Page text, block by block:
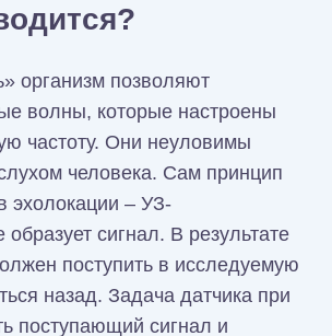
организм позволяют
волны, которые настроены
частоту. Они неуловимы
человека. Сам принцип
эхолокации – УЗ-
сигнал. В результате
поступить в исследуемую
назад. Задача датчика при
поступающий сигнал и